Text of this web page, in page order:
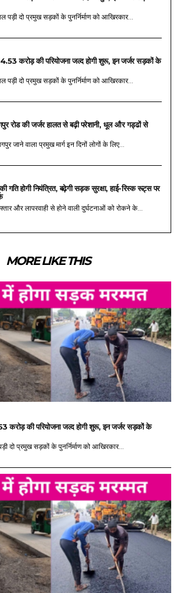
पड़ी दो प्रमुख सड़कों के पुनर्निर्माण को आखिरकार...
करोड़ की परियोजना जल्द होगी शुरू, इन जर्जर सड़कों के
पड़ी दो प्रमुख सड़कों के पुनर्निर्माण को आखिरकार...
रोड की जर्जर हालत से बढ़ी परेशानी, धूल और गड्ढों से
जाने वाला प्रमुख मार्ग इन दिनों लोगों के लिए...
गति होगी नियंत्रित, बढ़ेगी सड़क सुरक्षा, हाई-रिस्क रूट्स पर
और लापरवाही से होने वाली दुर्घटनाओं को रोकने के...
MORE LIKE THIS
करोड़ की परियोजना जल्द होगी शुरू, इन जर्जर सड़कों के
दो प्रमुख सड़कों के पुनर्निर्माण को आखिरकार...